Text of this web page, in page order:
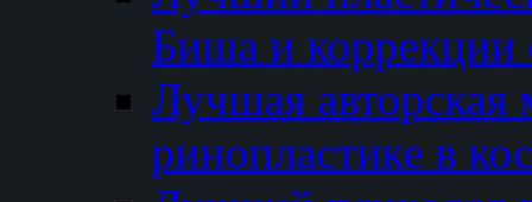
Биша и коррекции
Лучшая авторская
ринопластике в